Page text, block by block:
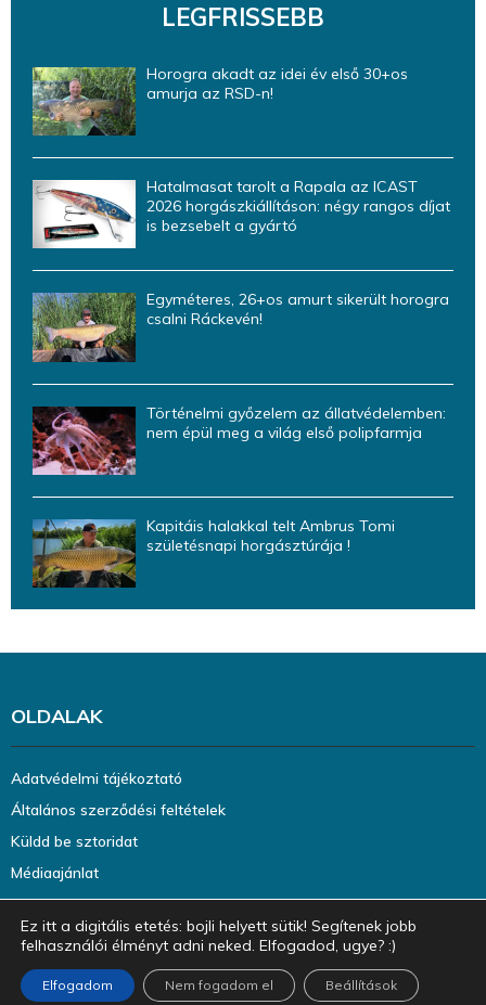
LEGFRISSEBB
Horogra akadt az idei év első 30+os
amurja az RSD-n!
Hatalmasat tarolt a Rapala az ICAST
2026 horgászkiállításon: négy rangos díjat
is bezsebelt a gyártó
Egyméteres, 26+os amurt sikerült horogra
csalni Ráckevén!
Történelmi győzelem az állatvédelemben:
nem épül meg a világ első polipfarmja
Kapitáis halakkal telt Ambrus Tomi
születésnapi horgásztúrája !
OLDALAK
Adatvédelmi tájékoztató
Általános szerződési feltételek
Küldd be sztoridat
Médiaajánlat
@2023 - halazin.hu. Minden jog fenntartva.
Ez itt a digitális etetés: bojli helyett sütik! Segítenek jobb
felhasználói élményt adni neked. Elfogadod, ugye? :)
Elfogadom Nem fogadom el Beállítások